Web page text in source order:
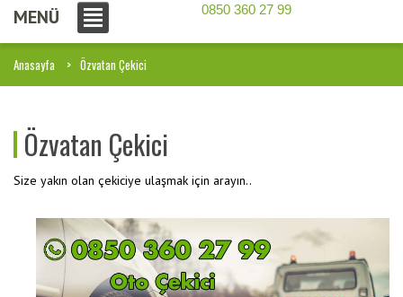
MENÜ 0850 360 27 99
Anasayfa Özvatan Çekici
Özvatan Çekici
Size yakın olan çekiciye ulaşmak için arayın..